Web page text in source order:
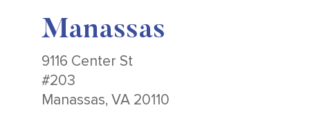
Manassas
9116 Center St
#203
Manassas, VA 20110